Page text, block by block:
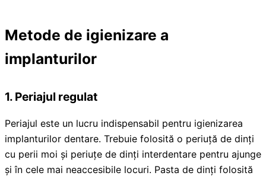
Metode de igienizare a
implanturilor
1. Periajul regulat
Periajul este un lucru indispensabil pentru igienizarea
implanturilor dentare. Trebuie folosită o periuță de dinți
cu perii moi și periuțe de dinți interdentare pentru ajunge
și în cele mai neaccesibile locuri. Pasta de dinți folosită